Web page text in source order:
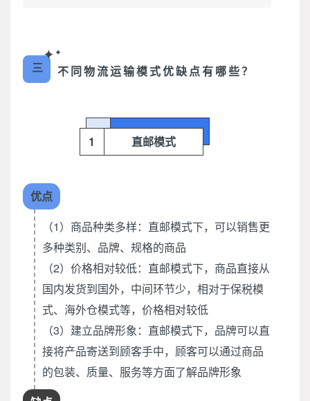
✦✦
三 不同物流运输模式优缺点有哪些？
1 直邮模式
优点
（1）商品种类多样：直邮模式下，可以销售更
多种类别、品牌、规格的商品
（2）价格相对较低：直邮模式下，商品直接从
国内发货到国外，中间环节少，相对于保税模
式、海外仓模式等，价格相对较低
（3）建立品牌形象：直邮模式下，品牌可以直
接将产品寄送到顾客手中，顾客可以通过商品
的包装、质量、服务等方面了解品牌形象